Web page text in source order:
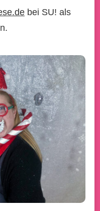
bei SU! als